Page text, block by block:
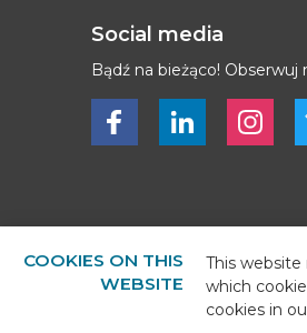
Social media
Bądź na bieżąco! Obserwuj
Bekijk ons op FacebookBekijk ons op LinkedInBekijk ons op
COOKIES ON THIS
WEBSITE
This
which
cookies in